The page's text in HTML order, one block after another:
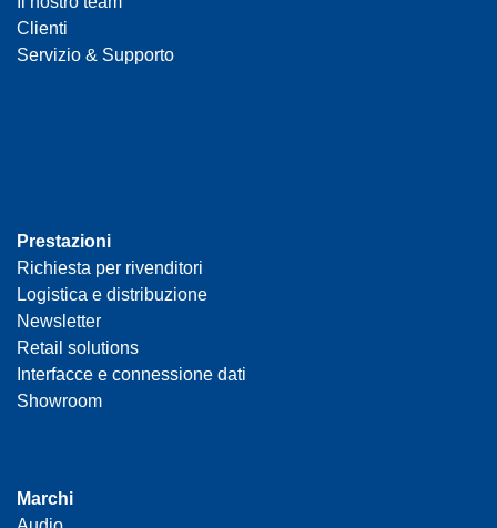
Clienti
Servizio & Supporto
Prestazioni
Richiesta per rivenditori
Logistica e distribuzione
Newsletter
Retail solutions
Interfacce e connessione dati
Showroom
Marchi